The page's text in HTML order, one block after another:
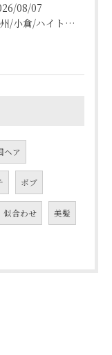
08/07
北九州/小倉/ハイトーン/ケアブリーチ/ブリーチカラー
ヘア
ボブ
似合わせ 美髪